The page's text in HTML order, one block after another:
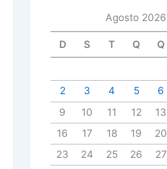
Agosto 2026
D S T Q Q
2
3 4 5 6
9
10 11 12 13
16
17 18 19 20
23
24 25 26 27